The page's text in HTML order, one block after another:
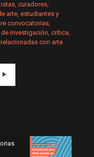
curadores,
arte, estudiantes y
convocatorias,
investigación, crítica,
con arte